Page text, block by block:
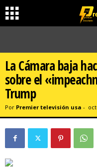
La Cámara baja
sobre el
Trump
Por Premier televisión usa -